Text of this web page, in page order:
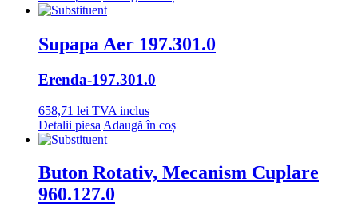
Supapa Aer 197.301.0
Erenda-197.301.0
658,71 lei TVA inclus
Detalii piesa Adaugă în coș
Buton Rotativ, Mecanism Cuplare
960.127.0